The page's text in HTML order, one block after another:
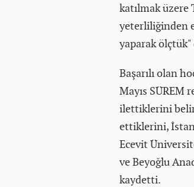
katılmak üzere
yeterliliğinden
yaparak ölçtük"
Başarılı olan
Mayıs SÜREM
ilettiklerini
ettiklerini,
Ecevit
ve Beyoğlu
kaydetti.